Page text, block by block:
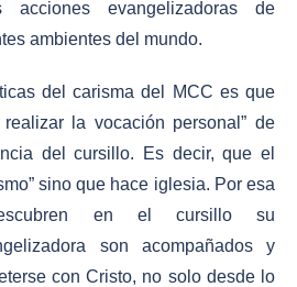
acciones evangelizadoras de
ambientes del mundo.
del carisma del MCC es que
la vocación personal” de
del cursillo. Es decir, que el
” sino que hace iglesia. Por esa
en el cursillo su
son acompañados y
con Cristo, no solo desde lo